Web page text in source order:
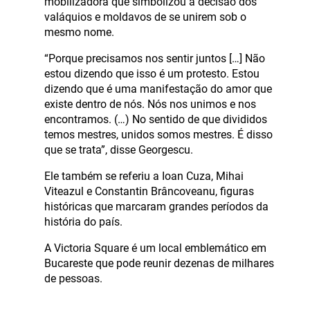
valáquios e moldavos de se unirem sob o
mesmo nome.
“Porque precisamos nos sentir juntos […] Não
estou dizendo que isso é um protesto. Estou
dizendo que é uma manifestação do amor que
existe dentro de nós. Nós nos unimos e nos
encontramos. (…) No sentido de que divididos
temos mestres, unidos somos mestres. É disso
que se trata”, disse Georgescu.
Ele também se referiu a Ioan Cuza, Mihai
Viteazul e Constantin Brâncoveanu, figuras
históricas que marcaram grandes períodos da
história do país.
A Victoria Square é um local emblemático em
Bucareste que pode reunir dezenas de milhares
de pessoas.